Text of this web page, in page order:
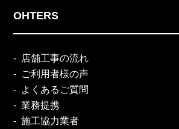
OHTERS
店舗工事の流れ
ご利用者様の声
よくあるご質問
業務提携
施工協力業者